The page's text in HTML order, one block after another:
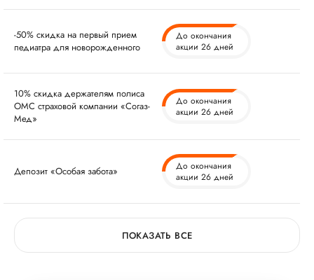
-50% скидка на первый прием
педиатра для новорожденного
До окончания
акции 26 дней
10% скидка держателям полиса
ОМС страховой компании «Согаз-
Мед»
До окончания
акции 26 дней
Депозит «Особая забота»
До окончания
акции 26 дней
ПОКАЗАТЬ ВСЕ